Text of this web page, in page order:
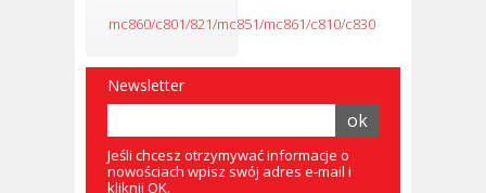
mc860/c801/821/mc851/mc861/c810/c830
Newsletter
Jeśli chcesz otrzymywać informacje o
nowościach wpisz swój adres e-mail i
kliknij OK.